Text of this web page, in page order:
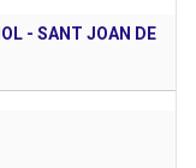
- SANT JOAN DE